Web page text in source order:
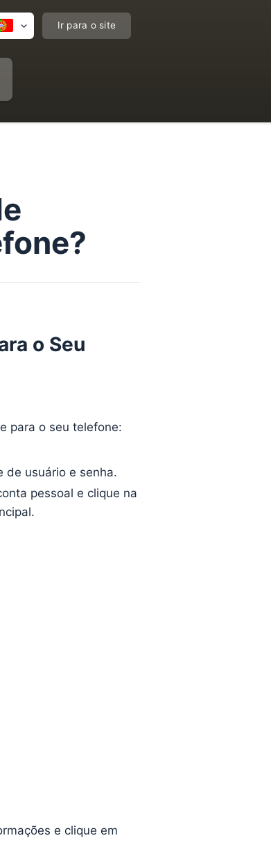
Ir para o site
o Seu
para o seu telefone:
de usuário e senha.
pessoal e clique na
e clique em